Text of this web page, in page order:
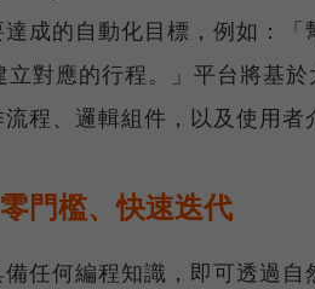
成的自動化目標，例如：「
對應的行程。」平台將基
程、邏輯組件，以及使用者
門檻、快速迭代
任何編程知識，即可透過